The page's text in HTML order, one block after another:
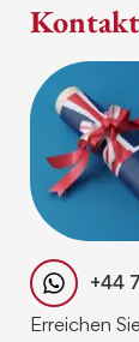
+44
Erreichen